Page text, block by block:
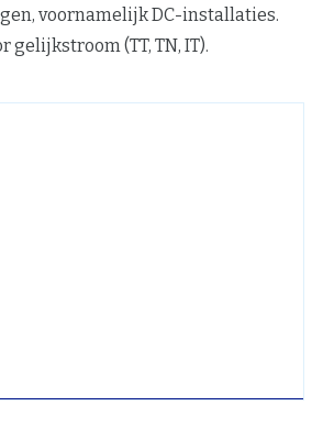
voornamelijk DC-installaties.
(TT, TN, IT).